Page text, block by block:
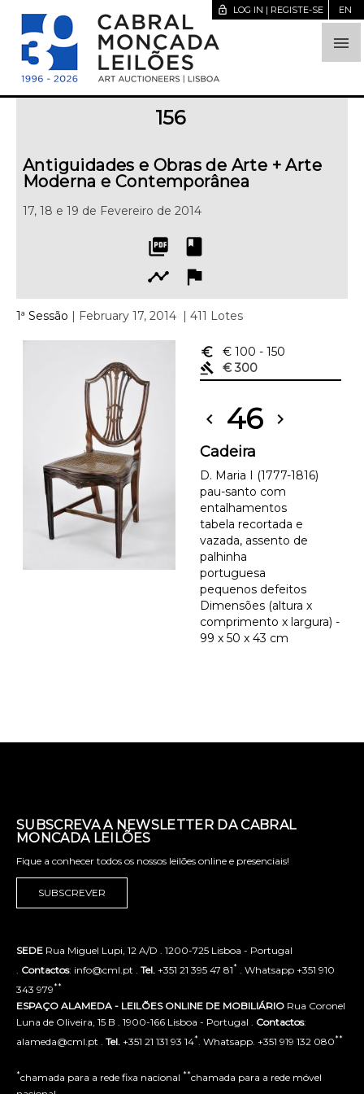

lock_open LOG IN | REGISTE-SE EN
156
Antiguidades e Obras de Arte + Arte
Moderna e Contemporânea
17, 18 e 19 de Fevereiro de 2014
picture_as_pdf
book
timeline
flag
1ª Sessão | February 17, 2014 | 411 Lotes
euro_symbol € 100 - 150
gavel
€ 300
chevron_left 46 chevron_right
Cadeira
D. Maria I (1777-1816)
pau-santo com
entalhamentos
tabela recortada e
vazada, assento de
palhinha
portuguesa
pequenos defeitos
Dimensões (altura x
comprimento x largura) -
99 x 50 x 43 cm
SUBSCREVA A NEWSLETTER DA CABRAL
MONCADA LEILÕES
Fique a conhecer todos os nossos leilões online e presenciais!
SUBSCREVER
SEDE Rua Miguel Lupi, 12 A/D . 1200-725 Lisboa - Portugal
Contactos: info@cml.pt . Tel. +351 21 395 47 81* . Whatsapp +351 910
343 979**
ESPAÇO ALAMEDA - LEILÕES ONLINE DE MOBILIÁRIO Rua Coronel
Luna de Oliveira, 15 B . 1900-166 Lisboa - Portugal . Contactos:
alameda@cml.pt . Tel. +351 21 131 93 14* . Whatsapp. +351 919 132 080**
*chamada para a rede fixa nacional **chamada para a rede móvel